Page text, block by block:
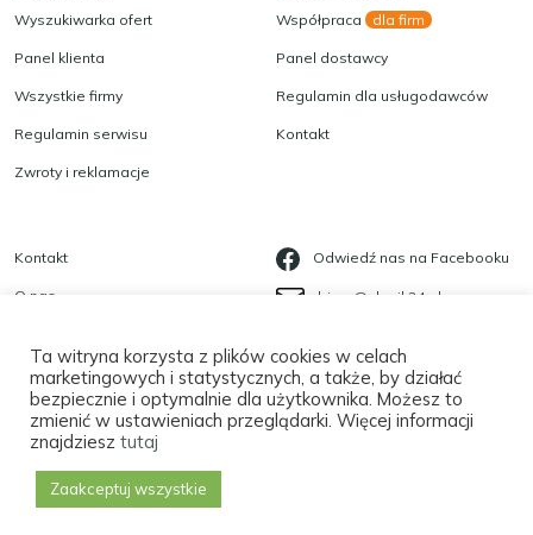
Wyszukiwarka ofert
Panel klienta
Wszystkie firmy
Regulamin serwisu
Zwroty i reklamacje
Współpraca dla firm
Panel dostawcy
Regulamin dla usługodawców
Kontakt
Kontakt
O nas
Polityka prywatności
Płatności
Odwiedź nas na Facebooku
biuro@slonik24.pl
Copyright © 2026 |Tworzenie Stron Sektor 17
Ta witryna korzysta z plików cookies w celach
marketingowych i statystycznych, a także, by działać
bezpiecznie i optymalnie dla użytkownika. Możesz to
zmienić w ustawieniach przeglądarki. Więcej informacji
znajdziesz tutaj
Zaakceptuj wszystkie